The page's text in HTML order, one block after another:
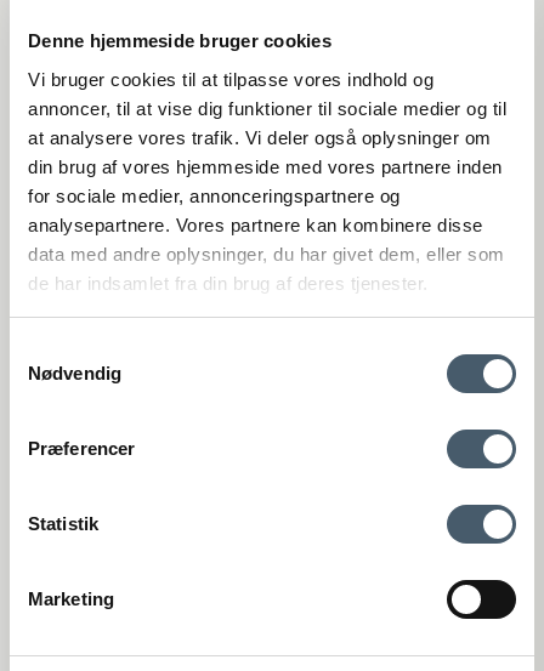
Denne hjemmeside bruger cookies
Vi bruger cookies til at tilpasse vores indhold og
annoncer, til at vise dig funktioner til sociale medier og til
at analysere vores trafik. Vi deler også oplysninger om
din brug af vores hjemmeside med vores partnere inden
for sociale medier, annonceringspartnere og
analysepartnere. Vores partnere kan kombinere disse
data med andre oplysninger, du har givet dem, eller som
de har indsamlet fra din brug af deres tjenester.
Nødvendig
Præferencer
Statistik
Marketing
Shipping
Kyhnsvej 6
DK-8680 Ry
(Google Maps)
Viborg
St. Sct. Peder Stræde 16
DK-8800 Viborg
(Google Maps)
VAT number: 27921124
kundeservice@interiorshop.dk
Webshop Customer Service
kundeservice@interiorshop.dk
Monday - Friday: 10:00 AM - 5:30 PM
Phone: +45 75893395 - Press 2 (We speak english)